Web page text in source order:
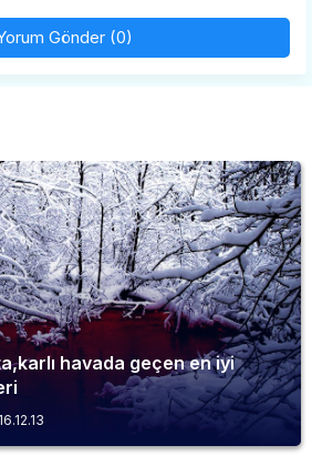
Gönder (0)
havada geçen en iyi
16.12.13